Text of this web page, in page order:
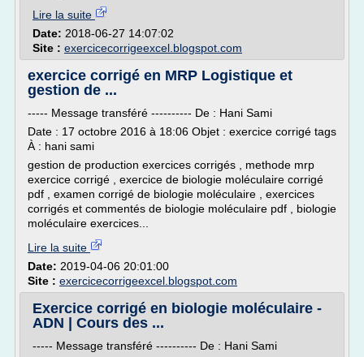
Lire la suite
Date: 2018-06-27 14:07:02
Site : exercicecorrigeexcel.blogspot.com
exercice corrigé en MRP Logistique et
gestion de ...
----- Message transféré ---------- De : Hani Sami
Date : 17 octobre 2016 à 18:06 Objet : exercice corrigé tags
À : hani sami
gestion de production exercices corrigés , methode mrp
exercice corrigé , exercice de biologie moléculaire corrigé
pdf , examen corrigé de biologie moléculaire , exercices
corrigés et commentés de biologie moléculaire pdf , biologie
moléculaire exercices...
Lire la suite
Date: 2019-04-06 20:01:00
Site : exercicecorrigeexcel.blogspot.com
Exercice corrigé en biologie moléculaire -
ADN | Cours des ...
----- Message transféré ---------- De : Hani Sami